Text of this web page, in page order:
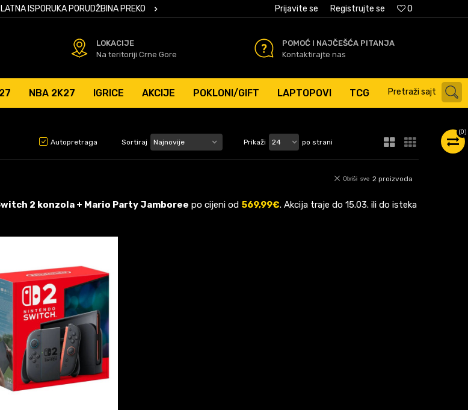
ISPORUKA PORUDŽBINA PREKO 50 EURSIGURNO PLAĆANJE PLATNIM KARTICAMA 0
Prijavite se Registrujte se
LOKACIJE
Na teritoriji Crne Gore
POMOĆ I NAJČEŠĆA PITANJA
Kontaktirajte nas
NBA 2K27 IGRICE AKCIJE POKLONI/GIFT LAPTOPOVI TCG Pretraži sajt
(0)
Autopretraga Sortiraj Prikaži po strani
2 proizvoda
Obriši sve
2 konzola + Mario Party Jamboree po cijeni od 569,99€. Akcija traje do 15.03. ili do isteka